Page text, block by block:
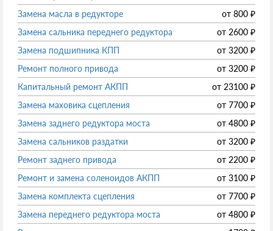
Замена масла в редукторе
от 800 ₽
Замена сальника переднего редуктора
от 2600 ₽
Замена подшипника КПП
от 3200 ₽
Ремонт полного привода
от 3200 ₽
Капитальный ремонт АКПП
от 23100 ₽
Замена маховика сцепления
от 7700 ₽
Замена заднего редуктора моста
от 4800 ₽
Замена сальников раздатки
от 3200 ₽
Ремонт заднего привода
от 2200 ₽
Ремонт и замена соленоидов АКПП
от 3100 ₽
Замена комплекта сцепления
от 7700 ₽
Замена переднего редуктора моста
от 4800 ₽